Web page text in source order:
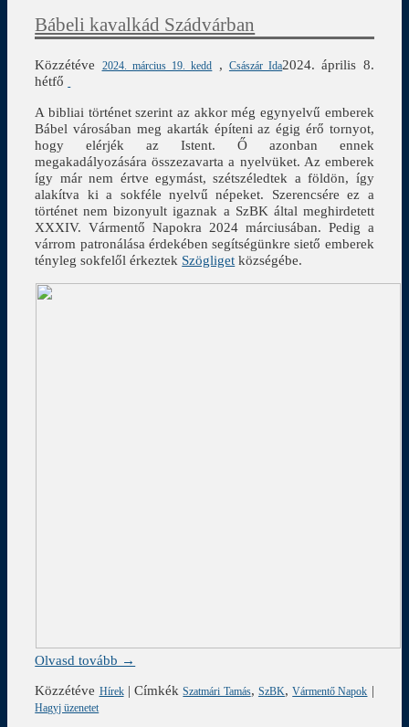
Bábeli kavalkád Szádvárban
Közzétéve 2024. március 19. kedd , Császár Ida2024. április 8.
hétfő
A bibliai történet szerint az akkor még egynyelvű emberek
Bábel városában meg akarták építeni az égig érő tornyot,
hogy elérjék az Istent. Ő azonban ennek
megakadályozására összezavarta a nyelvüket. Az emberek
így már nem értve egymást, szétszéledtek a földön, így
alakítva ki a sokféle nyelvű népeket. Szerencsére ez a
történet nem bizonyult igaznak a SzBK által meghirdetett
XXXIV. Vármentő Napokra 2024 márciusában. Pedig a
várrom patronálása érdekében segítségünkre siető emberek
tényleg sokfelől érkeztek Szögliget községébe.
Olvasd tovább →
Közzétéve Hírek|Címkék Szatmári Tamás, SzBK,Vármentő Napok |
Hagyj üzenetet